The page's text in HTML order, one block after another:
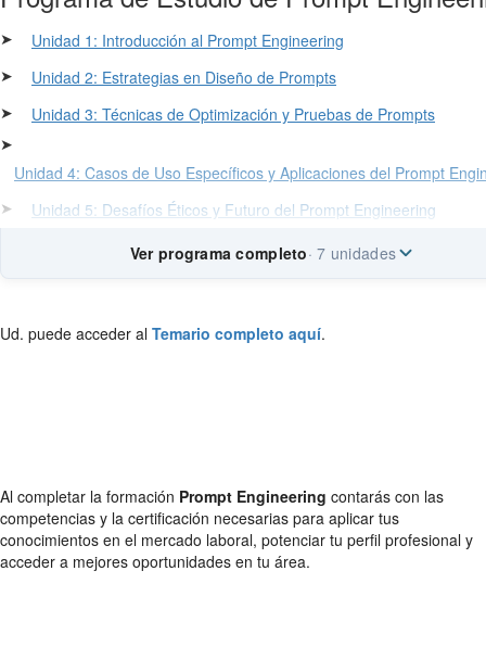
➤
Unidad 1: Introducción al Prompt Engineering
➤
Unidad 2: Estrategias en Diseño de Prompts
➤
Unidad 3: Técnicas de Optimización y Pruebas de Prompts
➤
Unidad 4: Casos de Uso Específicos y Aplicaciones del Prompt
➤
Unidad 5: Desafíos Éticos y Futuro del Prompt Engineering
Ver programa completo· 7 unidades
Ud. puede acceder al Temario completo aquí.
Al completar la formación Prompt Engineering contarás con las
competencias y la certificación necesarias para aplicar tus
conocimientos en el mercado laboral, potenciar tu perfil profesional y
acceder a mejores oportunidades en tu área.